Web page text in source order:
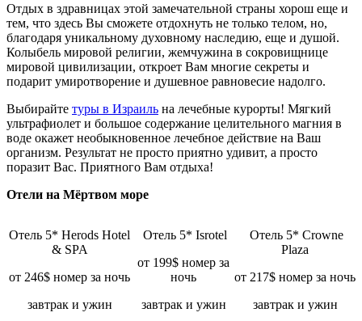
Отдых в здравницах этой замечательной страны хорош еще и
тем, что здесь Вы сможете отдохнуть не только телом, но,
благодаря уникальному духовному наследию, еще и душой.
Колыбель мировой религии, жемчужина в сокровищнице
мировой цивилизации, откроет Вам многие секреты и
подарит умиротворение и душевное равновесие надолго.
Выбирайте туры в Израиль на лечебные курорты! Мягкий
ультрафиолет и большое содержание целительного магния в
воде окажет необыкновенное лечебное действие на Ваш
организм. Результат не просто приятно удивит, а просто
поразит Вас. Приятного Вам отдыха!
Отели на Мёртвом море
Отель 5* Herods Hotel
& SPA
от 246$ номер за ночь
завтрак и ужин
Отель 5* Isrotel
от 199$ номер за
ночь
завтрак и ужин
Отель 5* Crowne
Plaza
от 217$ номер за ночь
завтрак и ужин